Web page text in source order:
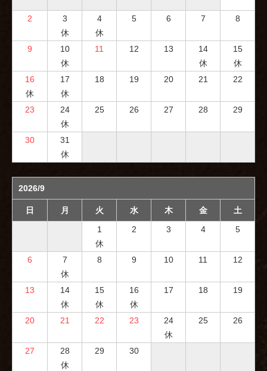
2
3
休
4
休
5 6 7 8
9
10
休
11 12 13
14
休
15
休
16
休
17
休
18 19 20 21 22
23
24
休
25 26 27 28 29
30
31
休
2026/9
日 月 火 水 木 金
土
1
休
2 3 4 5
6
7
休
8 9 10 11 12
13
14
休
15
休
16
休
17 18 19
20 21 22 23
24
休
25 26
27
28
休
29 30